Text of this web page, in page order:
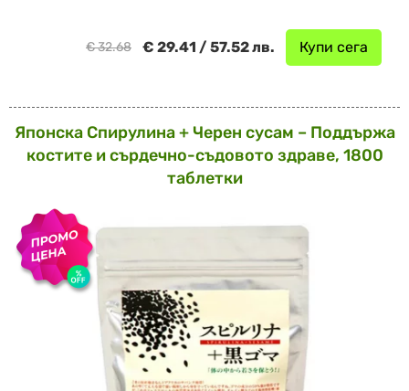
Купи сега
€ 29.41 / 57.52 лв.
€ 32.68
Японска Спирулина + Черен сусам – Поддържа
костите и сърдечно-съдовото здраве, 1800
таблетки